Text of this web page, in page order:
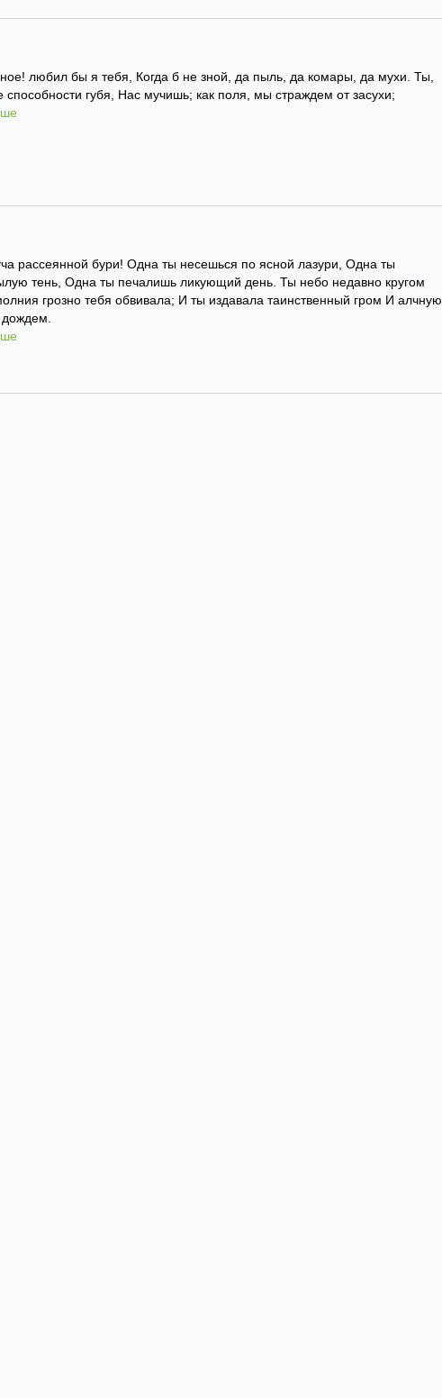
любил бы я тебя, Когда б не зной, да пыль, да комары, да мухи. Ты,
способности губя, Нас мучишь; как поля, мы страждем от засухи;
рассеянной бури! Одна ты несешься по ясной лазури, Одна ты
тень, Одна ты печалишь ликующий день. Ты небо недавно кругом
грозно тебя обвивала; И ты издавала таинственный гром И алчную